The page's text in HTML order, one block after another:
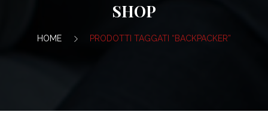
Modelli Organizzativi 231
Protezione Dati Personali:
SHOP
HOME PRODOTTI TAGGATI “BACKPACKER”